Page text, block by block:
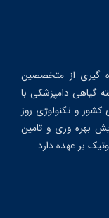
گیری از متخصصین
گیاهی دامپزشکی با
و تکنولوژی روز
بهره وری و تامین
بر عهده دارد.